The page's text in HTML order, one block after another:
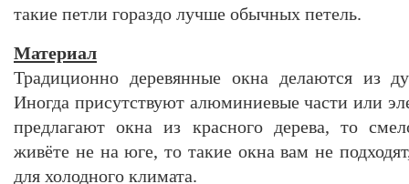
такие петли гораздо лучше обычных петель.
Материал
Традиционно деревянные окна делаются из
Иногда присутствуют алюминиевые части или
предлагают окна из красного дерева, то
живёте не на юге, то такие окна вам не
для холодного климата.